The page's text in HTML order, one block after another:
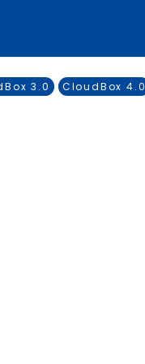
3.0 CloudBox 4.0